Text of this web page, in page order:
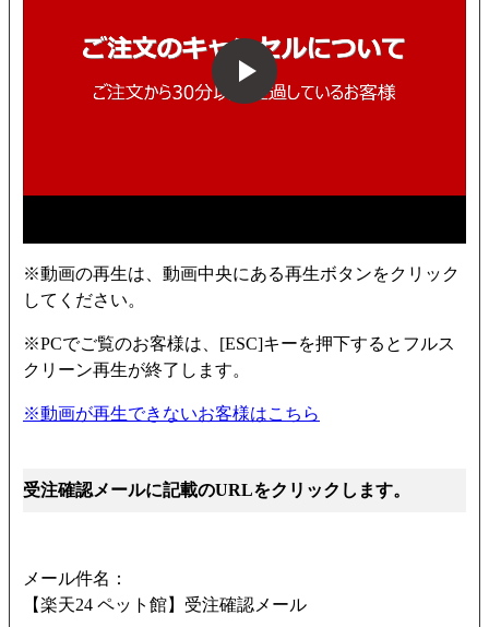
※動画の再生は、動画中央にある再生ボタンをクリック
してください。
※PCでご覧のお客様は、[ESC]キーを押下するとフルス
クリーン再生が終了します。
※動画が再生できないお客様はこちら
受注確認メールに記載のURLをクリックします。
メール件名：
【楽天24 ペット館】受注確認メール